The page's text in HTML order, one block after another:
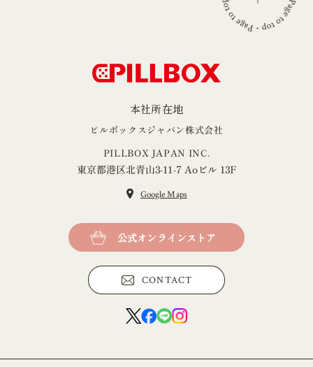
本社所在地
ピルボックスジャパン株式会社
PILLBOX JAPAN INC.
東京都港区北青山3-11-7 Aoビル 13F
Google Maps
公式オンラインストア
CONTACT